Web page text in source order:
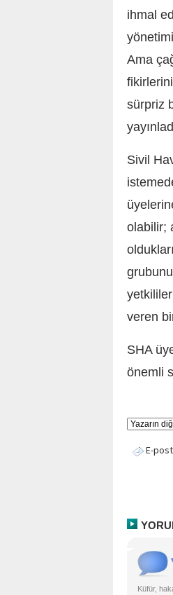
ihmal
Ama
sürpriz
Sivil
olabilir;
veren
SHA
önemli
E-
Küfür,